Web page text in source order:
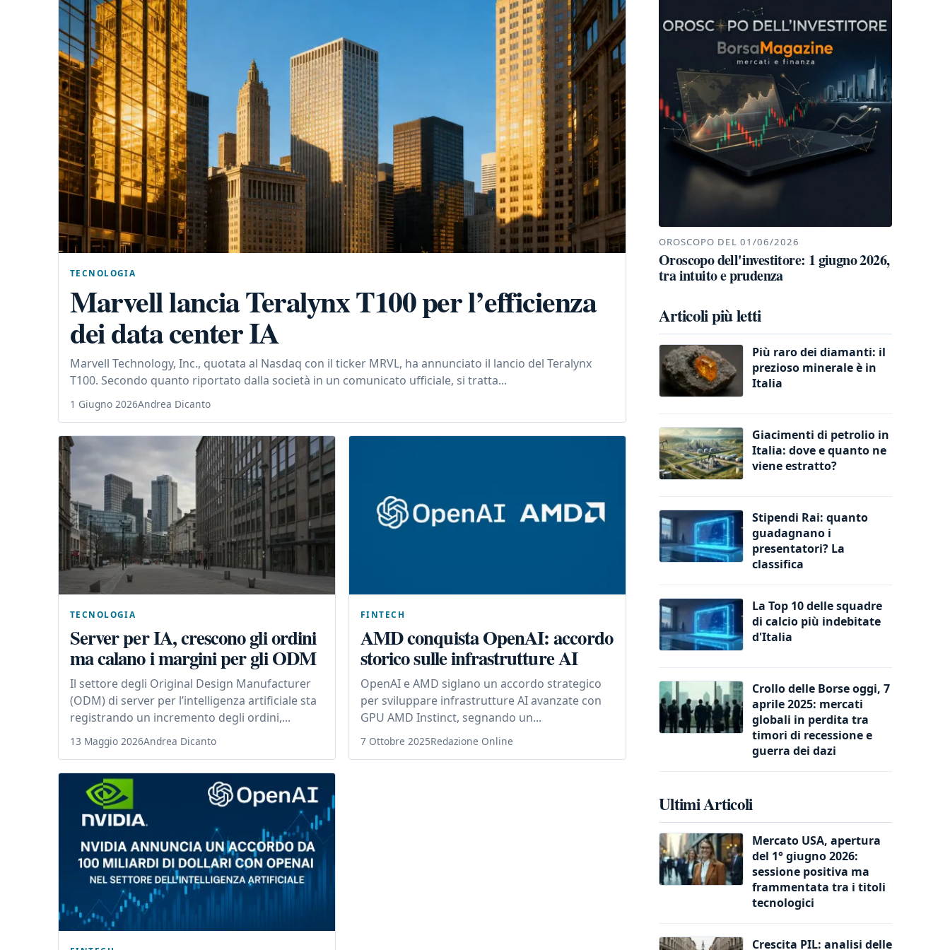
TECNOLOGIA
Marvell lancia Teralynx T100 per l’efficienza
dei data center IA
Marvell Technology, Inc., quotata al Nasdaq con il ticker MRVL, ha annunciato il lancio del Teralynx
T100. Secondo quanto riportato dalla società in un comunicato ufficiale, si tratta...
1 Giugno 2026Andrea Dicanto
TECNOLOGIA
Server per IA, crescono gli ordini
ma calano i margini per gli ODM
Il settore degli Original Design Manufacturer
(ODM) di server per l’intelligenza artificiale sta
registrando un incremento degli ordini,...
13 Maggio 2026Andrea Dicanto
FINTECH
AMD conquista OpenAI: accordo
storico sulle infrastrutture AI
OpenAI e AMD siglano un accordo strategico
per sviluppare infrastrutture AI avanzate con
GPU AMD Instinct, segnando un...
7 Ottobre 2025Redazione Online
OROSCOPO DEL 01/06/2026
Oroscopo dell'investitore: 1 giugno 2026,
tra intuito e prudenza
Articoli più letti
Più raro dei diamanti: il
prezioso minerale è in
Italia
Giacimenti di petrolio in
Italia: dove e quanto ne
viene estratto?
Stipendi Rai: quanto
guadagnano i
presentatori? La
classifica
La Top 10 delle squadre
di calcio più indebitate
d'Italia
Crollo delle Borse oggi, 7
aprile 2025: mercati
globali in perdita tra
timori di recessione e
guerra dei dazi
Ultimi Articoli
Mercato USA, apertura
del 1° giugno 2026:
sessione positiva ma
frammentata tra i titoli
tecnologici
Crescita PIL: analisi delle